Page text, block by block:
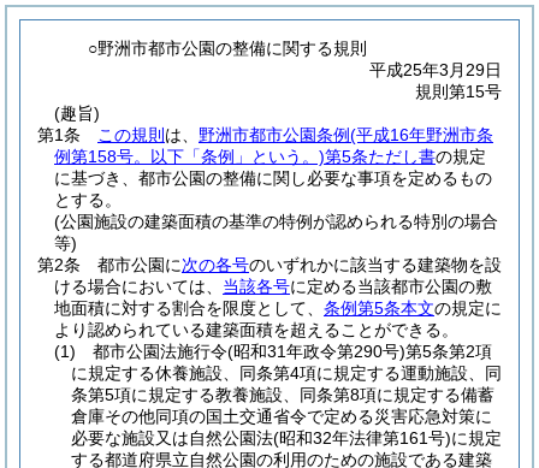
○野洲市都市公園の整備に関する規則
平成25年3月29日
規則第15号
(趣旨)
第1条
この規則 は、 野洲市都市公園条例(平成16年野洲市条
例第158号。以下「条例」という。)第5条ただし書の規定
に基づき、都市公園の整備に関し必要な事項を定めるもの
とする。
(公園施設の建築面積の基準の特例が認められる特別の場合
等)
第2条
都市公園に次の各号のいずれかに該当する建築物を設
ける場合においては、 当該各号に定める当該都市公園の敷
地面積に対する割合を限度として、 条例第5条本文の規定に
より認められている建築面積を超えることができる。
(1)
都市公園法施行令(昭和31年政令第290号)第5条第2項
に規定する休養施設、同条第4項に規定する運動施設、同
条第5項に規定する教養施設、同条第8項に規定する備蓄
倉庫その他同項の国土交通省令で定める災害応急対策に
必要な施設又は自然公園法(昭和32年法律第161号)に規定
する都道府県立自然公園の利用のための施設である建築